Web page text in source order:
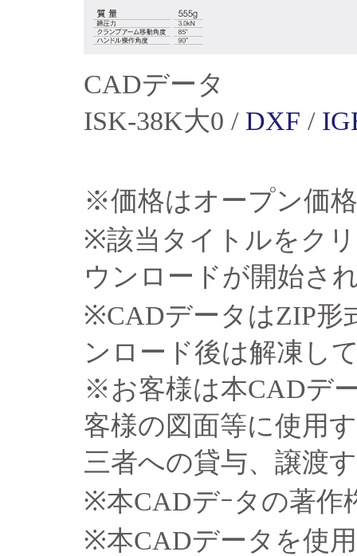
CADデータ
ISK-38K大0 / DXF /
※価格はオープン価
※該当タイトルをク
ウンロードが開始さ
※CADデータはZIP形
ンロード後は解凍し
※お客様は本CADデ
客様の図面等に使用
三者への貸与、譲渡
※本CADデｰタの著作
※本CADデータを使